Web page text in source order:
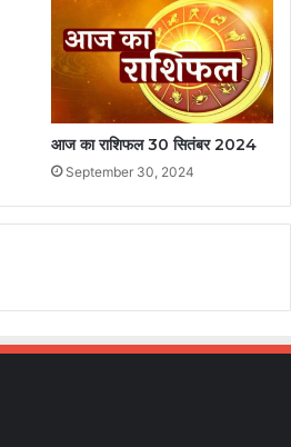
आज का राशिफल 30 सितंबर 2024
September 30, 2024